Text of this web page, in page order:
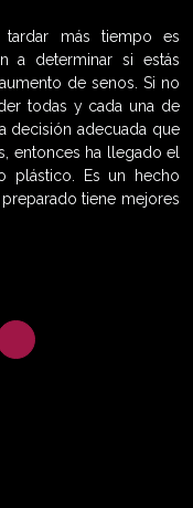
tardar más tiempo es
a determinar si estás
de senos. Si no
todas y cada una de
decisión adecuada que
entonces ha llegado el
plástico. Es un hecho
tiene mejores